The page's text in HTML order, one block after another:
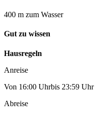
400 m zum Wasser
Gut zu wissen
Hausregeln
Anreise
Von 16:00 Uhrbis 23:59 Uhr
Abreise